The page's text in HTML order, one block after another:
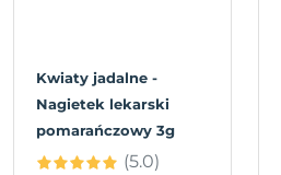
Kwiaty jadalne -
Nagietek lekarski
pomarańczowy 3g
(5.0)